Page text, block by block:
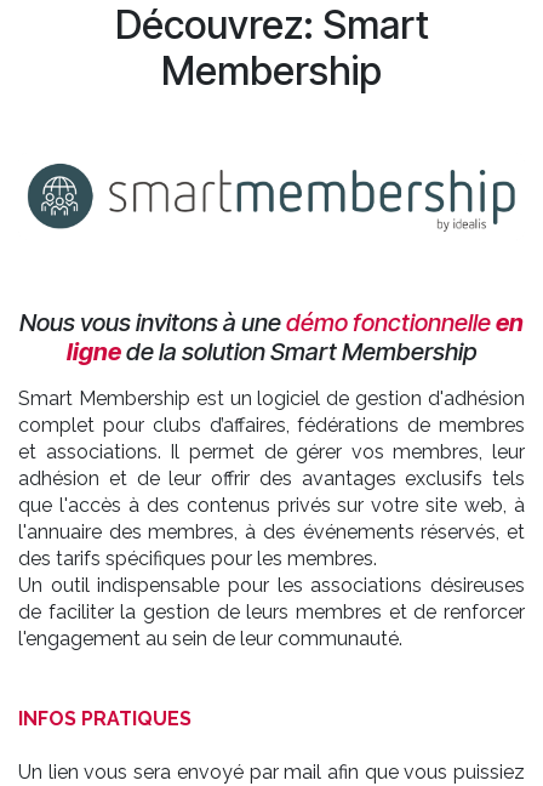
Découvrez: Smart
Membership
Nous vous invitons à unedémo fonctionnelleen
lignede la solution Smart Membership
​Smart Membership est un logiciel de gestion d'adhésion
complet pour clubs d’affaires, fédérations de membres
et associations. Il permet de gérer vos membres, leur
adhésion et de leur offrir des avantages exclusifs tels
que l'accès à des contenus privés sur votre site web, à
l'annuaire des membres, à des événements réservés, et
des tarifs spécifiques pour les membres.
Un outil indispensable pour les associations désireuses
de faciliter la gestion de leurs membres et de renforcer
l'engagement au sein de leur communauté.
INFOS PRATIQUES
Un lien vous sera envoyé par mail afin que vous puissiez